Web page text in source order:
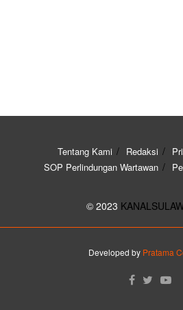
Tentang Kami Redaksi
SOP Perlindungan Wartawan
© 2023
Developed by Pratama